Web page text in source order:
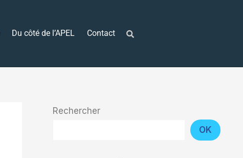
Du côté de l’APEL Contact
Rechercher
OK